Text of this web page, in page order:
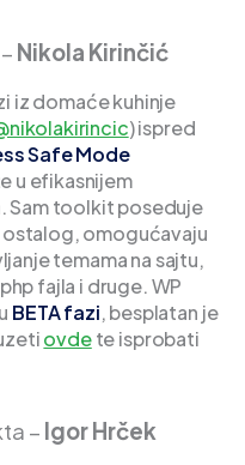
Nikola Kirinčić
iz domaće kuhinje
) ispred
Safe Mode
u efikasnijem
Sam toolkit poseduje
omogućavaju
temama na sajtu,
fajla i druge. WP
BETA fazi, besplatan je
ovdete isprobati
– Igor Hrček